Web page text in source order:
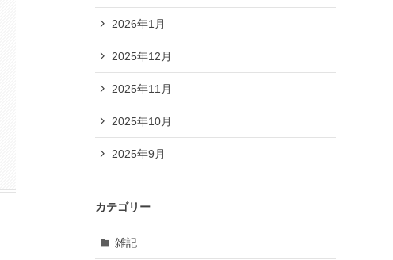
2026年1月
2025年12月
2025年11月
2025年10月
2025年9月
カテゴリー
雑記